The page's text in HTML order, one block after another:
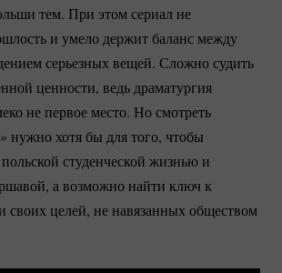
тем. При этом сериал не
и умело держит баланс между
серьезных вещей. Сложно судить
ценности, ведь драматургия
не первое место. Но смотреть
нужно хотя бы для того, чтобы
студенческой жизнью и
а возможно найти ключ к
своих целей, не навязанных обществом